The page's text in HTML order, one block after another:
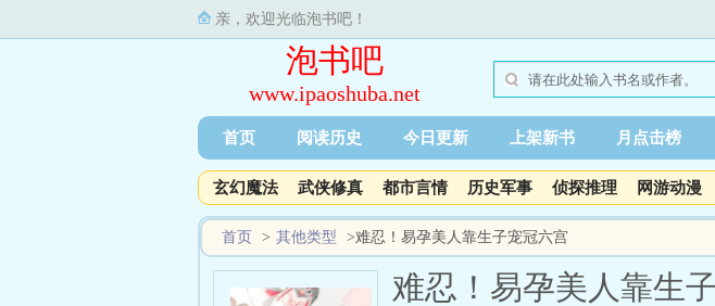
亲，欢迎光临泡书吧！
泡书吧
www.ipaoshuba.net
首页 阅读历史 今日更新 上架新书 月点击榜
玄幻魔法 武侠修真 都市言情 历史军事 侦探推理 网游动漫
首页 > 其他类型 >难忍！易孕美人靠生子宠冠六宫
难忍！易孕美人靠生